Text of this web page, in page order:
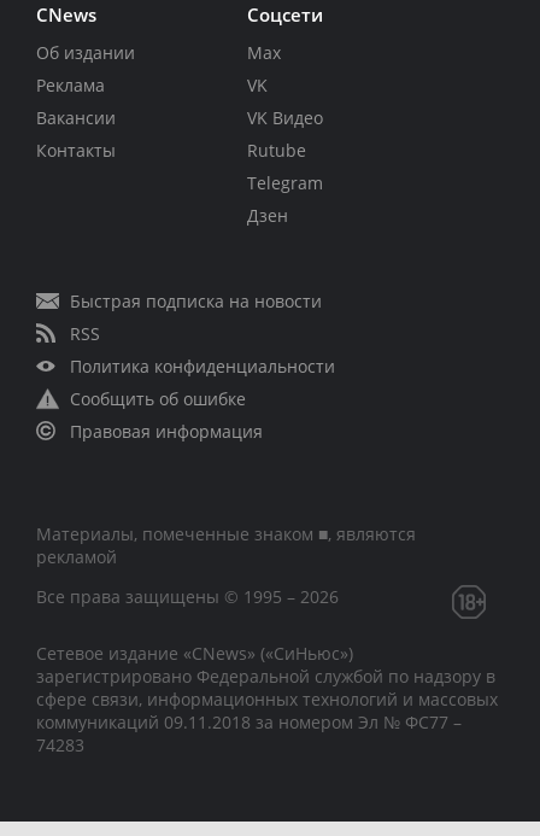
CNews
Об издании
Реклама
Вакансии
Контакты
Соцсети
Max
VK
VK Видео
Rutube
Telegram
Дзен
Быстрая подписка на новости
RSS
Политика конфиденциальности
Сообщить об ошибке
Правовая информация
Материалы, помеченные знаком ■, являются
рекламой
Все права защищены © 1995 – 2026
Сетевое издание «CNews» («СиНьюс»)
зарегистрировано Федеральной службой по надзору в
сфере связи, информационных технологий и массовых
коммуникаций 09.11.2018 за номером Эл № ФС77 –
74283